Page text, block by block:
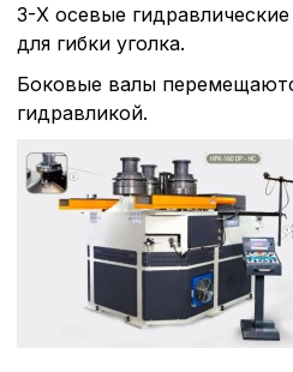
3-Х осевые
для гибки уголка.
Боковые валы
гидравликой.